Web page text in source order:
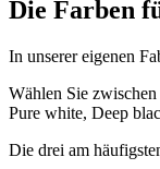
Die Farben
In unserer eigenen
Wählen Sie
Pure white, Deep
Die drei am